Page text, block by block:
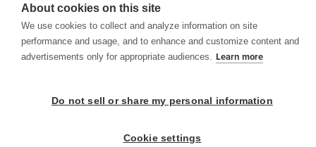
Images poétiques : écrire un poème sur les cinq sens
Niveaux : Cycle 4, lycée
About cookies on this site
We use cookies to collect and analyze information on site
performance and usage, and to enhance and customize content and
advertisements only for appropriate audiences. Learn more
Do not sell or share my personal information
Cookie settings